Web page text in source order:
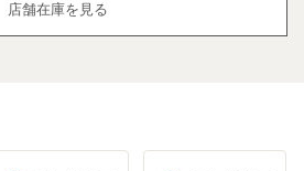
店舗在庫を見る